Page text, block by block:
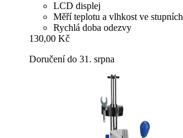
LCD displej
Měří teplotu a vlhkost ve
Rychlá doba odezvy
130,00 Kč
Doručení do 31. srpna